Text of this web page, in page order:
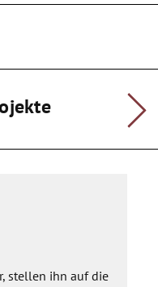
stellen ihn auf die